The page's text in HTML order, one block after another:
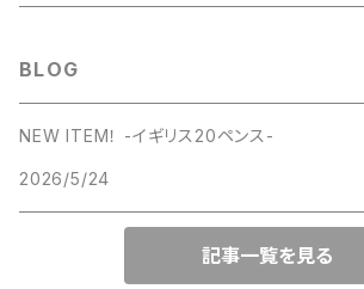
ベーシックロングウォレット
ミドルウォレット
名刺入れ
BLOG
NEW ITEM！ -イギリス20ペンス-
2026/5/24
記事一覧を見る